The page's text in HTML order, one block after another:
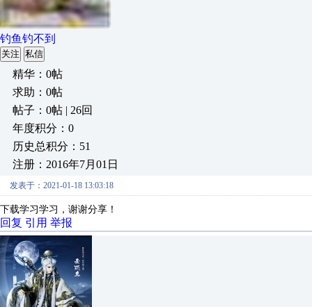
钓鱼钓不到
关注 私信
精华：0帖
求助：0帖
帖子：0帖 | 26回
年度积分：0
历史总积分：51
注册：2016年7月01日
发表于：2021-01-18 13:03:18
下载学习学习，谢谢分享！
回复 引用 举报